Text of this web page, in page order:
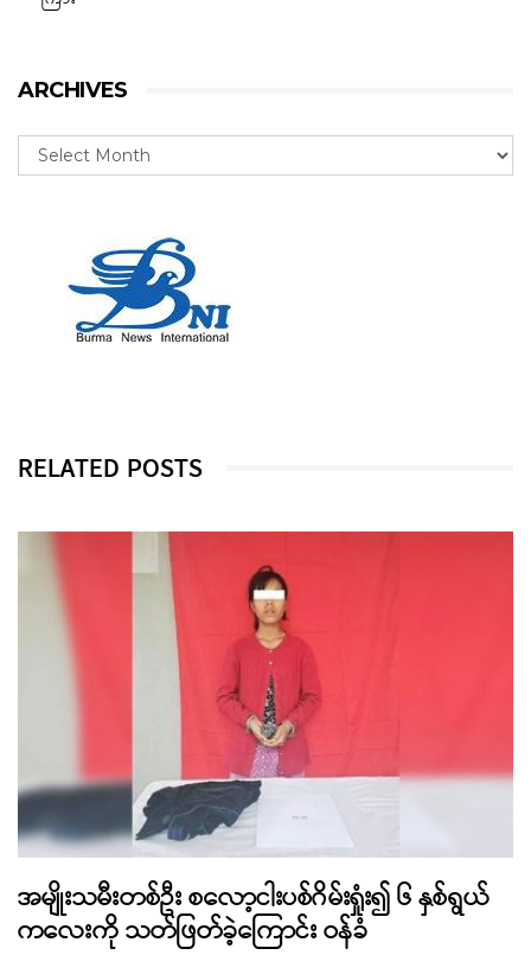
ARCHIVES
RELATED POSTS
အမျိုးသမီးတစ်ဦး စလော့ငါးပစ်ဂိမ်းရှုံး၍ ၆ နှစ်ရွယ်
ကလေးကို သတ်ဖြတ်ခဲ့ကြောင်း ဝန်ခံ